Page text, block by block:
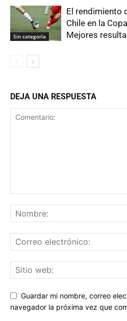
Sin categoría
El rendimiento
Chile en la
Mejores
DEJA UNA RESPUESTA
Guardar mi nombre, correo
navegador la próxima vez que